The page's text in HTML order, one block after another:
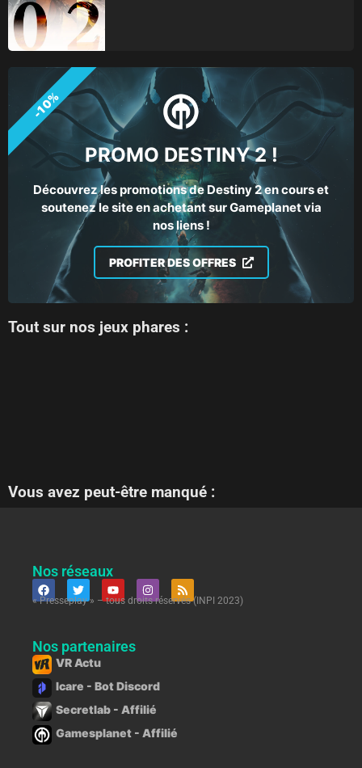
PROMO DESTINY 2 !
Découvrez les promotions de Destiny 2 en cours et
soutenez le site en achetant sur Gameplanet via
nos liens !
PROFITER DES OFFRES
-10%
Tout sur nos jeux phares :
Vous avez peut-être manqué :
Nos réseaux
« Presseplay » – tous droits réservés (INPI 2023)
Nos partenaires
VR Actu
Icare - Bot Discord
Secretlab - Affilié
Gamesplanet - Affilié